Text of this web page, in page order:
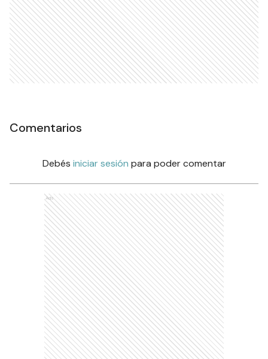
Comentarios
Debés iniciar sesión para poder comentar
Ads